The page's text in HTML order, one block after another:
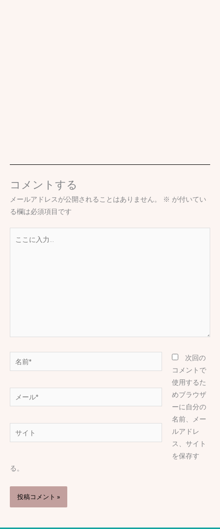
コメントする
メールアドレスが公開されることはありません。 ※ が付いてい
る欄は必須項目です
前
ー
イ
次回の
コメントで
使用するた
めブラウザ
ーに自分の
名前、メー
ルアドレ
ス、サイト
を保存す
る。